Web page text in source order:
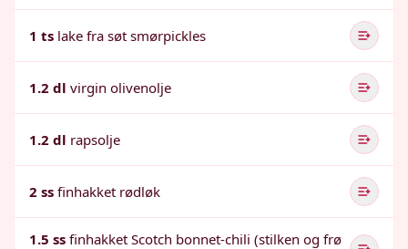
1 ts lake fra søt smørpickles
1.2 dl virgin olivenolje
1.2 dl rapsolje
2 ss finhakket rødløk
1.5 ss finhakket Scotch bonnet-chili (stilken og frø